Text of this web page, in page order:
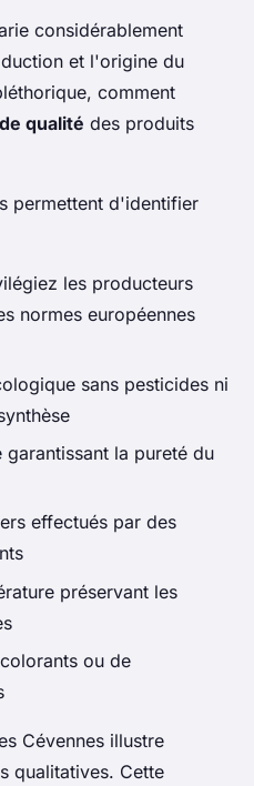
considérablement
et l'origine du
comment
qualité des produits
permettent d'identifier
les producteurs
normes européennes
sans pesticides ni
la pureté du
effectués par des
préservant les
ou de
Cévennes illustre
qualitatives. Cette